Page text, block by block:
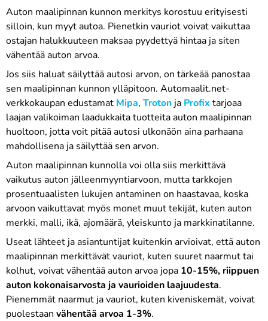
Auton maalipinnan kunnon merkitys korostuu erityisesti
silloin, kun myyt autoa. Pienetkin vauriot voivat vaikuttaa
ostajan halukkuuteen maksaa pyydettyä hintaa ja siten
vähentää auton arvoa.
Jos siis haluat säilyttää autosi arvon, on tärkeää panostaa
sen maalipinnan kunnon ylläpitoon. Automaalit.net-
verkkokaupan edustamat Mipa, Troton ja Profix tarjoaa
laajan valikoiman laadukkaita tuotteita auton maalipinnan
huoltoon, jotta voit pitää autosi ulkonäön aina parhaana
mahdollisena ja säilyttää sen arvon.
Auton maalipinnan kunnolla voi olla siis merkittävä
vaikutus auton jälleenmyyntiarvoon, mutta tarkkojen
prosentuaalisten lukujen antaminen on haastavaa, koska
arvoon vaikuttavat myös monet muut tekijät, kuten auton
merkki, malli, ikä, ajomäärä, yleiskunto ja markkinatilanne.
Useat lähteet ja asiantuntijat kuitenkin arvioivat, että auton
maalipinnan merkittävät vauriot, kuten suuret naarmut tai
kolhut, voivat vähentää auton arvoa jopa 10-15%, riippuen
auton kokonaisarvosta ja vaurioiden laajuudesta.
Pienemmät naarmut ja vauriot, kuten kiveniskemät, voivat
puolestaan vähentää arvoa 1-3%.